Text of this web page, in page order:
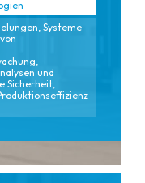
Systeme
und
Sicherheit,